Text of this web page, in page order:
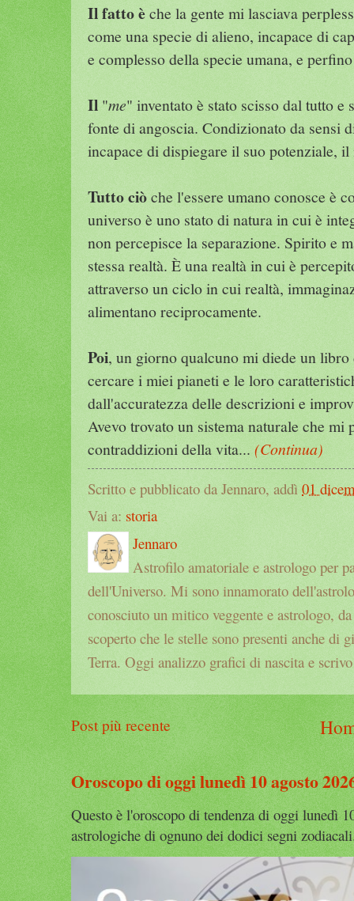
Il fatto èche la gente mi lasciava
come una specie di alieno, incapace di
e complesso della specie umana, e
Il "me" inventato è stato scisso dal tutto e
fonte di angoscia. Condizionato da sensi
incapace di dispiegare il suo potenziale,
Tutto ciòche l'essere umano conosce è
universo è uno stato di natura in cui è
non percepisce la separazione. Spirito e
stessa realtà. È una realtà in cui è
attraverso un ciclo in cui realtà,
alimentano reciprocamente.
Poi, un giorno qualcuno mi diede un
cercare i miei pianeti e le loro
dall'accuratezza delle descrizioni e
Avevo trovato un sistema naturale che mi
contraddizioni della vita... (Continua)
Scritto e pubblicato da Jennaro, addì 01
Vai a: storia
Jennaro
Astrofilo amatoriale e astrologo per
dell'Universo. Mi sono innamorato
conosciuto un mitico veggente e astrologo,
scoperto che le stelle sono presenti anche di
Terra. Oggi analizzo grafici di nascita e
Post più recente
Oroscopo di oggi lunedì 10 agosto
Questo è l'oroscopo di tendenza di oggi lunedì
astrologiche di ognuno dei dodici segni